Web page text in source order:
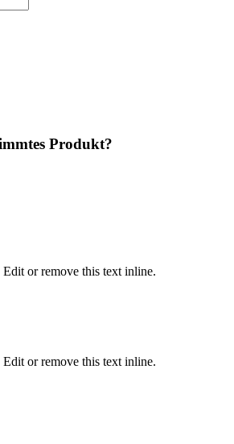
Produkt?
Edit or remove this text inline.
Edit or remove this text inline.